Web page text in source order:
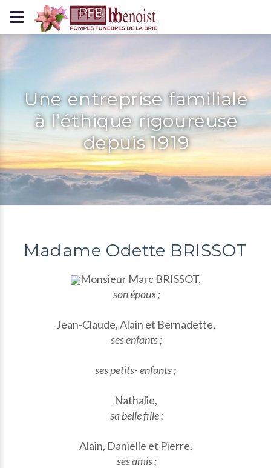
Panneau de gestion des cookies
Une entreprise familiale
à l’éthique rigoureuse
depuis 1919
Madame Odette BRISSOT
Monsieur Marc BRISSOT,
son époux ;
Jean-Claude, Alain et Bernadette,
ses enfants ;
ses petits- enfants ;
Nathalie,
sa belle fille ;
Alain, Danielle et Pierre,
ses amis ;